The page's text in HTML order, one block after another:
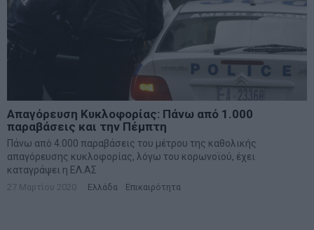
Απαγόρευση Κυκλοφορίας: Πάνω από 1.000
παραβάσεις και την Πέμπτη
Πάνω από 4.000 παραβάσεις του μέτρου της καθολικής
απαγόρευσης κυκλοφορίας, λόγω του κορωνοϊού, έχει
καταγράψει η ΕΛ.ΑΣ
27 Μαρτίου 2020 Ελλάδα Επικαιρότητα